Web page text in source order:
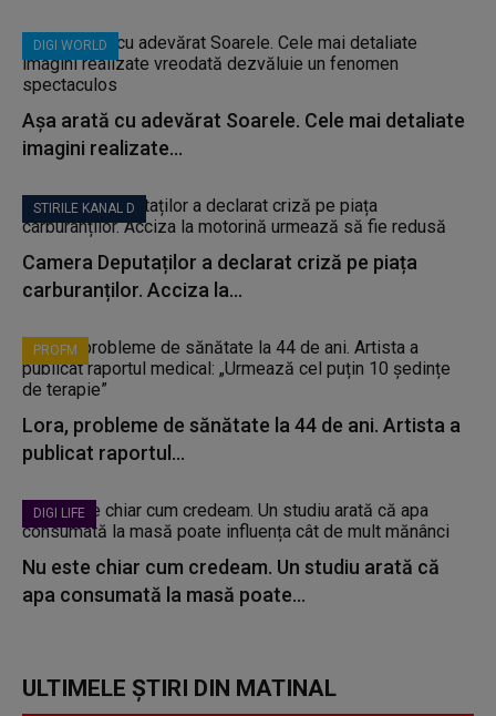
DIGI WORLD
Așa arată cu adevărat Soarele. Cele mai detaliate
imagini realizate...
STIRILE KANAL D
Camera Deputaților a declarat criză pe piața
carburanților. Acciza la...
PROFM
Lora, probleme de sănătate la 44 de ani. Artista a
publicat raportul...
DIGI LIFE
Nu este chiar cum credeam. Un studiu arată că
apa consumată la masă poate...
ULTIMELE ȘTIRI DIN MATINAL